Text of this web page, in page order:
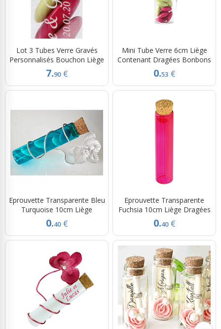
Lot 3 Tubes Verre Gravés
Personnalisés Bouchon Liège
7.90 €
Mini Tube Verre 6cm Liège
Contenant Dragées Bonbons
0.53 €
Eprouvette Transparente Bleu
Turquoise 10cm Liège
0.40 €
Eprouvette Transparente
Fuchsia 10cm Liège Dragées
0.40 €